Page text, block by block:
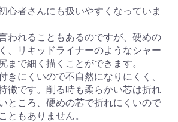
心者さんにも扱いやすくなっていま
われることもあるのですが、硬めの
、リキッドライナーのようなシャー
まで細く描くことができます。
きにくいので不自然になりにくく、
徴です。削る時も柔らかい芯は折れ
ところ、硬めの芯で折れにくいので
ともありません。